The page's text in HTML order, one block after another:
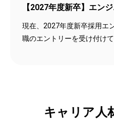
【2027年度新卒】エン
現在、2027年度新卒採用エ
職のエントリーを受け付けて
キャリア人